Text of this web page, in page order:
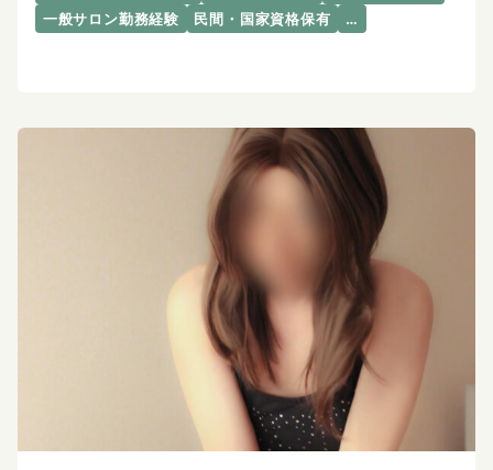
一般サロン勤務経験
民間・国家資格保有 …